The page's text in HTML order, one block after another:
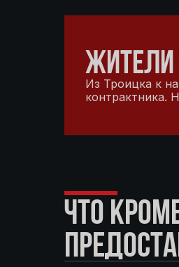
ЖИТЕЛИ
Из Троицка к
контрактника.
ЧТО